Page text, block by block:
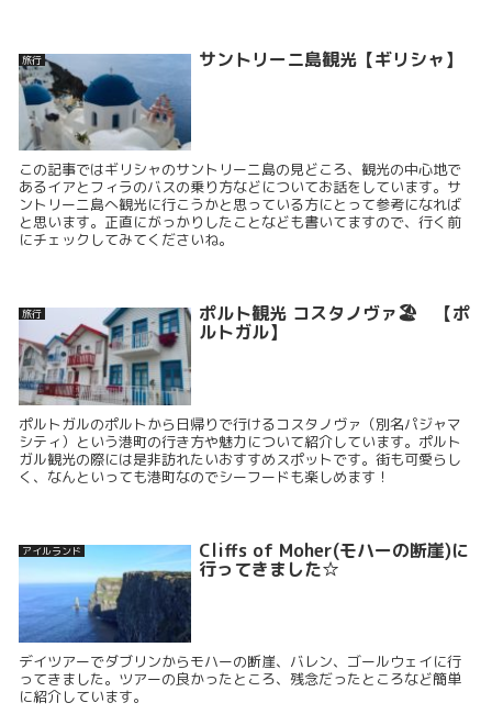
旅行 サントリーニ島観光【ギリシャ】
この記事ではギリシャのサントリーニ島の見どころ、観光の中心地で
あるイアとフィラのバスの乗り方などについてお話をしています。サ
ントリーニ島へ観光に行こうかと思っている方にとって参考になれば
と思います。正直にがっかりしたことなども書いてますので、行く前
にチェックしてみてくださいね。
旅行 ポルト観光 コスタノヴァ🏖 【ポ
ルトガル】
ポルトガルのポルトから日帰りで行けるコスタノヴァ（別名パジャマ
シティ）という港町の行き方や魅力について紹介しています。ポルト
ガル観光の際には是非訪れたいおすすめスポットです。街も可愛らし
く、なんといっても港町なのでシーフードも楽しめます！
アイルランド Cliffs of Moher(モハーの断崖)に
行ってきました☆
デイツアーでダブリンからモハーの断崖、バレン、ゴールウェイに行
ってきました。ツアーの良かったところ、残念だったところなど簡単
に紹介しています。